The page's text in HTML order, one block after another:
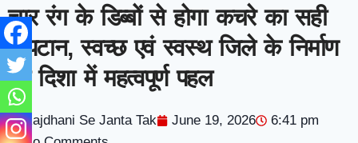
चार रंग के डिब्बों से होगा कचरे का सही
निपटान, स्वच्छ एवं स्वस्थ जिले के निर्माण
की दिशा में महत्वपूर्ण पहल
Rajdhani Se Janta Tak June 19, 2026
6:41 pm